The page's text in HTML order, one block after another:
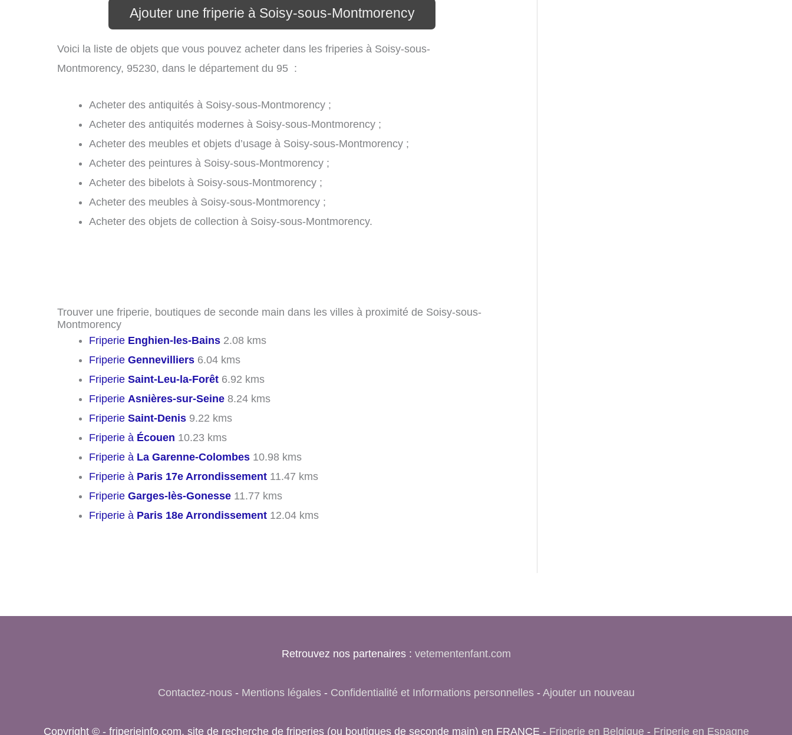
Ajouter une friperie à Soisy-sous-Montmorency
Voici la liste de objets que vous pouvez acheter dans les friperies à Soisy-sous-
Montmorency, 95230, dans le département du 95 :
Acheter des antiquités à Soisy-sous-Montmorency ;
Acheter des antiquités modernes à Soisy-sous-Montmorency ;
Acheter des meubles et objets d’usage à Soisy-sous-Montmorency ;
Acheter des peintures à Soisy-sous-Montmorency ;
Acheter des bibelots à Soisy-sous-Montmorency ;
Acheter des meubles à Soisy-sous-Montmorency ;
Acheter des objets de collection à Soisy-sous-Montmorency.
Trouver une friperie, boutiques de seconde main dans les villes à proximité de Soisy-sous-
Montmorency
Friperie Enghien-les-Bains 2.08 kms
Friperie Gennevilliers 6.04 kms
Friperie Saint-Leu-la-Forêt 6.92 kms
Friperie Asnières-sur-Seine 8.24 kms
Friperie Saint-Denis 9.22 kms
Friperie à Écouen 10.23 kms
Friperie à La Garenne-Colombes 10.98 kms
Friperie à Paris 17e Arrondissement 11.47 kms
Friperie Garges-lès-Gonesse 11.77 kms
Friperie à Paris 18e Arrondissement 12.04 kms
Retrouvez nos partenaires : vetementenfant.com
Contactez-nous- Mentions légales- Confidentialité et Informations personnelles- Ajouter un nouveau
Copyright © - friperieinfo.com, site de recherche de friperies (ou boutiques de seconde main) en FRANCE - Friperie en Belgique - Friperie en Espagne